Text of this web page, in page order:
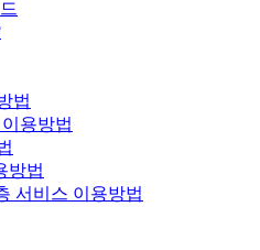
법
용방법
방법
서비스 이용방법